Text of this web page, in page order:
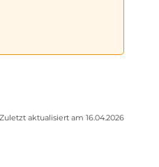
Zuletzt aktualisiert am 16.04.2026